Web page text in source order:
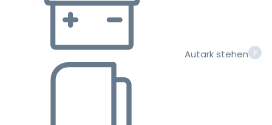
Autark stehen